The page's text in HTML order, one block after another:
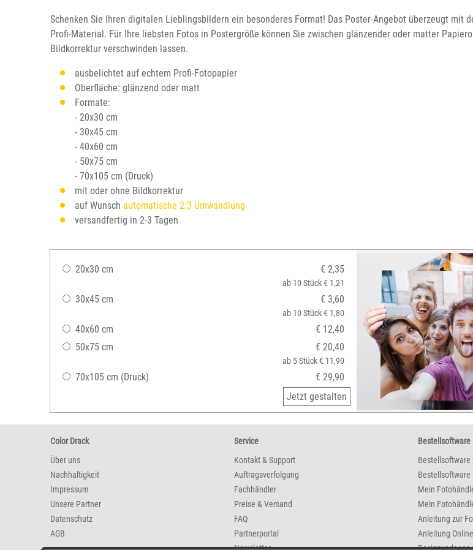
Schenken Sie Ihren digitalen Lieblingsbildern ein besonderes Format! Das Poster-Angebot überzeugt
Profi-Material. Für Ihre liebsten Fotos in Postergröße können Sie zwischen glänzender oder matter
Bildkorrektur verschwinden lassen.
ausbelichtet auf echtem Profi-Fotopapier
Oberfläche: glänzend oder matt
Formate:
- 20x30 cm
- 30x45 cm
- 40x60 cm
- 50x75 cm
- 70x105 cm (Druck)
mit oder ohne Bildkorrektur
auf Wunsch automatische 2:3 Umwandlung
versandfertig in 2-3 Tagen
20x30 cm € 2,35
ab 10 Stück € 1,21
30x45 cm € 3,60
ab 10 Stück € 1,80
40x60 cm
€ 12,40
50x75 cm
€ 20,40
ab 5 Stück € 11,90
70x105 cm (Druck)
€ 29,90
Jetzt gestalten
Color Drack
Über uns
Nachhaltigkeit
Impressum
Unsere Partner
Datenschutz
AGB
Service
Kontakt & Support
Auftragsverfolgung
Fachhändler
Preise & Versand
FAQ
Partnerportal
Bestellsoftware
Bestellsoftware
Bestellsoftware
Mein
Mein
Anleitung zur
Anleitung